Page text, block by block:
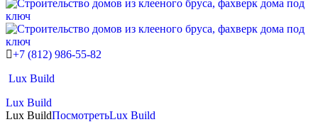
+7 (812) 986-55-82
Lux Build
Lux Build
Lux BuildПосмотретьLux Build